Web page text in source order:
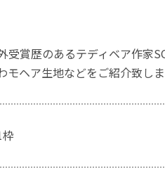
賞歴のあるテディベア作家
ヘア生地などをご紹介致しま